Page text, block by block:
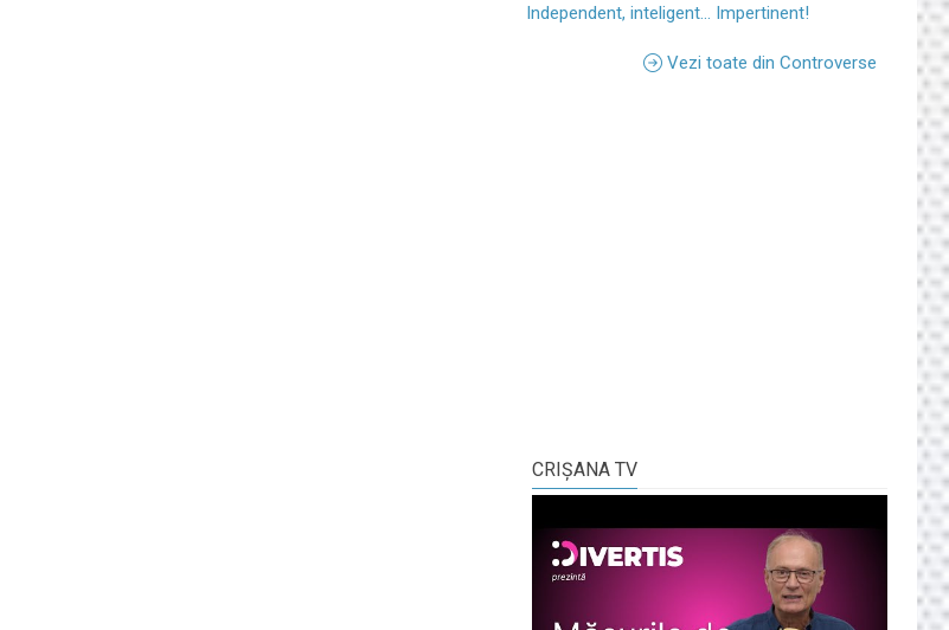
Independent, inteligent... Impertinent!
Vezi toate din Controverse
CRIŞANA TV